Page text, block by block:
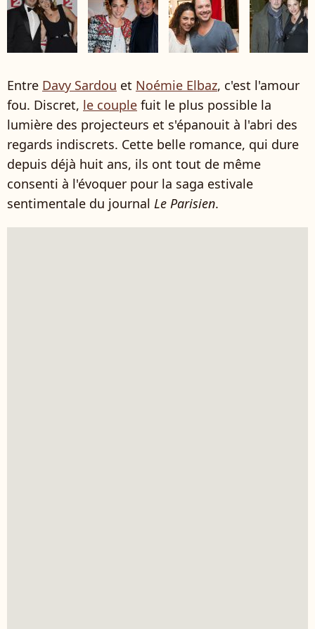
Entre Davy Sardou et Noémie Elbaz, c'est l'amour
fou. Discret, le couple fuit le plus possible la
lumière des projecteurs et s'épanouit à l'abri des
regards indiscrets. Cette belle romance, qui dure
depuis déjà huit ans, ils ont tout de même
consenti à l'évoquer pour la saga estivale
sentimentale du journal Le Parisien.